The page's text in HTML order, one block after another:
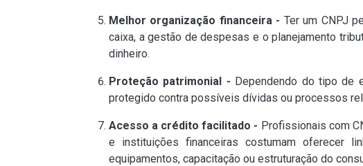
Melhor organização financeira - Ter um CNPJ
caixa, a gestão de despesas e o planejamento
dinheiro.
Proteção patrimonial - Dependendo do tipo de
protegido contra possíveis dívidas ou processos
Acesso a crédito facilitado - Profissionais com
e instituições financeiras costumam oferecer
equipamentos, capacitação ou estruturação do